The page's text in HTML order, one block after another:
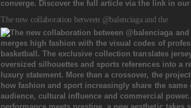
The new collaboration between @balenciaga and the